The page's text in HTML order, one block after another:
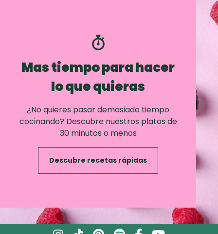
Mas tiempo para hacer
lo que quieras
¿No quieres pasar demasiado tiempo
cocinando? Descubre nuestros platos de
30 minutos o menos
Descubre recetas rápidas